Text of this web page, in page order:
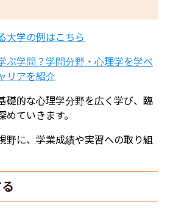
大学の例はこちら
ぶ学問？学問分野・心理学を学べ
リアを紹介
礎的な心理学分野を広く学び、臨
ていきます。
野に、学業成績や実習への取り組